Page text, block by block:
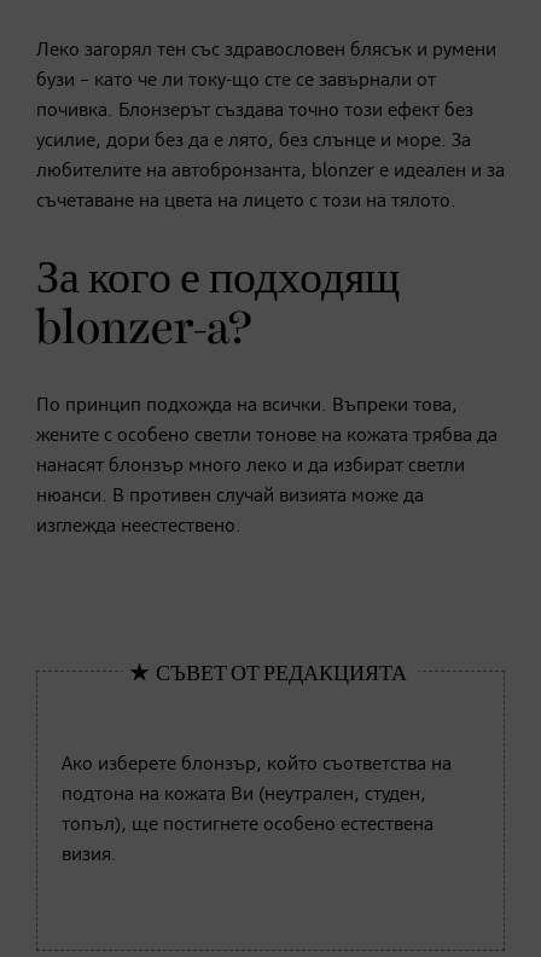
Леко загорял тен със здравословен блясък и румени
бузи – като че ли току-що сте се завърнали от
почивка. Блонзерът създава точно този ефект без
усилие, дори без да е лято, без слънце и море. За
любителите на автобронзанта, blonzer е идеален и за
съчетаване на цвета на лицето с този на тялото.
За кого е подходящ
blonzer-a?
По принцип подхожда на всички. Въпреки това,
жените с особено светли тонове на кожата трябва да
нанасят блонзър много леко и да избират светли
нюанси. В противен случай визията може да
изглежда неестествено.
Ако изберете блонзър, който съответства на
подтона на кожата Ви (неутрален, студен,
топъл), ще постигнете особено естествена
визия.